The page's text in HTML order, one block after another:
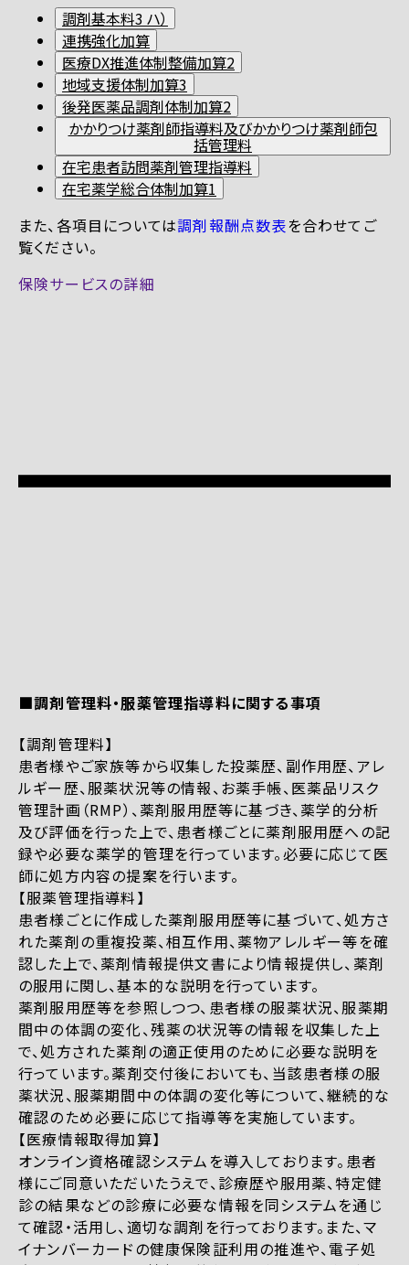
調剤基本料3 ハ）
連携強化加算
医療DX推進体制整備加算2
地域支援体制加算3
後発医薬品調剤体制加算2
かかりつけ薬剤師指導料及びかかりつけ薬剤師包
括管理料
在宅患者訪問薬剤管理指導料
在宅薬学総合体制加算1
また、各項目については調剤報酬点数表を合わせてご
覧ください。
保険サービスの詳細
■調剤管理料・服薬管理指導料に関する事項
【調剤管理料】
患者様やご家族等から収集した投薬歴、副作用歴、アレ
ルギー歴、服薬状況等の情報、お薬手帳、医薬品リスク
管理計画（RMP）、薬剤服用歴等に基づき、薬学的分析
及び評価を行った上で、患者様ごとに薬剤服用歴への記
録や必要な薬学的管理を行っています。必要に応じて医
師に処方内容の提案を行います。
【服薬管理指導料】
患者様ごとに作成した薬剤服用歴等に基づいて、処方さ
れた薬剤の重複投薬、相互作用、薬物アレルギー等を確
認した上で、薬剤情報提供文書により情報提供し、薬剤
の服用に関し、基本的な説明を行っています。
薬剤服用歴等を参照しつつ、患者様の服薬状況、服薬期
間中の体調の変化、残薬の状況等の情報を収集した上
で、処方された薬剤の適正使用のために必要な説明を
行っています。薬剤交付後においても、当該患者様の服
薬状況、服薬期間中の体調の変化等について、継続的な
確認のため必要に応じて指導等を実施しています。
【医療情報取得加算】
オンライン資格確認システムを導入しております。患者
様にご同意いただいたうえで、診療歴や服用薬、特定健
診の結果などの診療に必要な情報を同システムを通じ
て確認・活用し、適切な調剤を行っております。また、マ
イナンバーカードの健康保険証利用の推進や、電子処